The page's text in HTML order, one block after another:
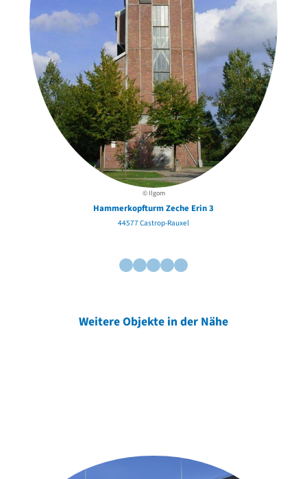
© Ilgom
Hammerkopfturm Zeche Erin 3
44577 Castrop-Rauxel
Weitere Objekte in der Nähe